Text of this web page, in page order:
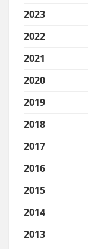
2023
2022
2021
2020
2019
2018
2017
2016
2015
2014
2013